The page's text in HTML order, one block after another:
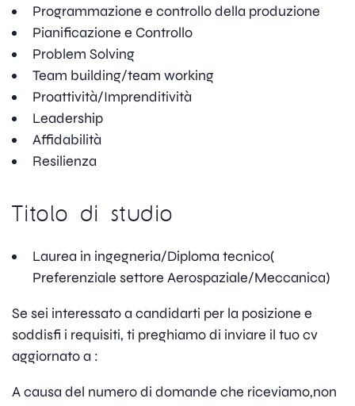
Programmazione e controllo della produzione
Pianificazione e Controllo
Problem Solving
Team building/team working
Proattività/Imprenditività
Leadership
Affidabilità
Resilienza
Titolo di studio
Laurea in ingegneria/Diploma tecnico(
Preferenziale settore Aerospaziale/Meccanica)
Se sei interessato a candidarti per la posizione e
soddisfi i requisiti, ti preghiamo di inviare il tuo cv
aggiornato a :
A causa del numero di domande che riceviamo,non